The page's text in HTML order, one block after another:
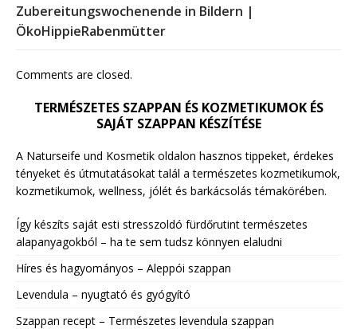
Zubereitungswochenende in Bildern |
ÖkoHippieRabenmütter
Comments are closed.
TERMÉSZETES SZAPPAN ÉS KOZMETIKUMOK ÉS
SAJÁT SZAPPAN KÉSZÍTÉSE
A Naturseife und Kosmetik oldalon hasznos tippeket, érdekes
tényeket és útmutatásokat talál a természetes kozmetikumok,
kozmetikumok, wellness, jólét és barkácsolás témakörében.
Így készíts saját esti stresszoldó fürdőrutint természetes
alapanyagokból – ha te sem tudsz könnyen elaludni
Híres és hagyományos – Aleppói szappan
Levendula – nyugtató és gyógyító
Szappan recept – Természetes levendula szappan